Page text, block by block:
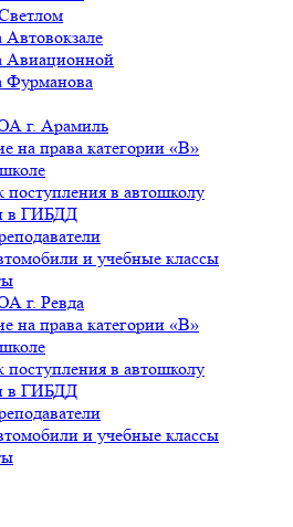
Авиационной
Фурманова
г. Арамиль
на права категории «B»
поступления в автошколу
в ГИБДД
и учебные классы
г. Ревда
на права категории «B»
поступления в автошколу
в ГИБДД
и учебные классы